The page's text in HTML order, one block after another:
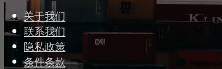
关于我们
联系我们
隐私政策
条件条款